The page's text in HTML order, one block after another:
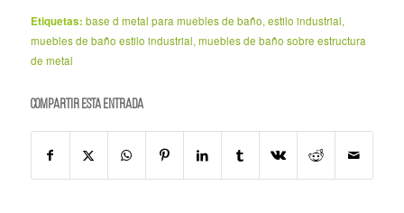
Etiquetas: base d metal para muebles de baño, estilo industrial,
muebles de baño estilo industrial, muebles de baño sobre estructura
de metal
Compartir esta entrada